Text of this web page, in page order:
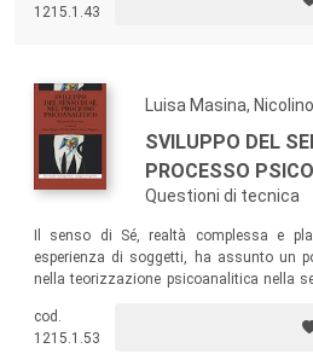
1215.1.43
Luisa Masina,
SVILUPPO DEL
PROCESSO
Questioni di tecnica
Il senso di Sé, realtà complessa e
esperienza di soggetti, ha assunto un
nella teorizzazione psicoanalitica nella
raccoglie i contributi del 3° Dialogo
Bologna, tenutosi a Bologna nel febbraio
cod.
1215.1.53